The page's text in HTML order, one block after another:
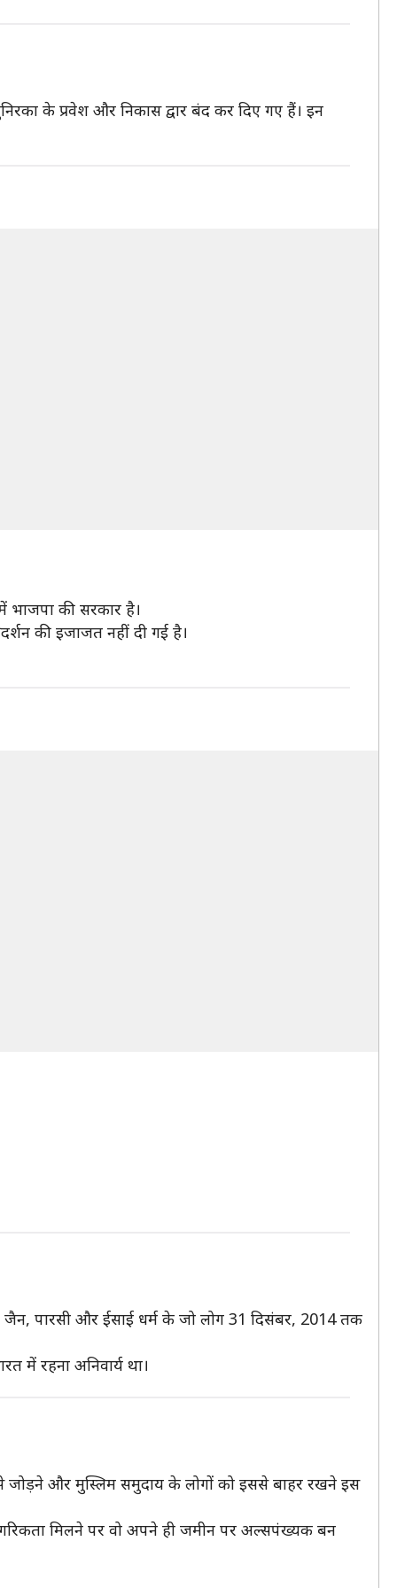
के प्रवेश और निकास द्वार बंद कर दिए गए हैं। इन
भाजपा की सरकार है।
की इजाजत नहीं दी गई है।
जैन, पारसी और ईसाई धर्म के जो लोग 31 दिसंबर, 2014 तक
में रहना अनिवार्य था।
जोड़ने और मुस्लिम समुदाय के लोगों को इससे बाहर रखने इस
मिलने पर वो अपने ही जमीन पर अल्सपंख्यक बन